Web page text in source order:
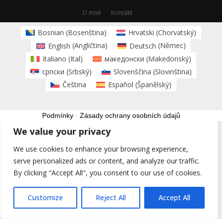
We value your privacy
We use cookies to enhance your browsing experience,
serve personalized ads or content, and analyze our traffic.
By clicking "Accept All", you consent to our use of cookies.
Customize Reject All Accept All
O mně Kontakt
Bosnian (Bosenština) Hrvatski (Chorvatský)
English (Angličtina) Deutsch (Němec)
Italiano (Ital) македонски (Makedonský)
српски (Srbský) Slovenščina (Slovinština)
Čeština
Español (Španělský)
Podmínky- Zásady ochrany osobních údajů